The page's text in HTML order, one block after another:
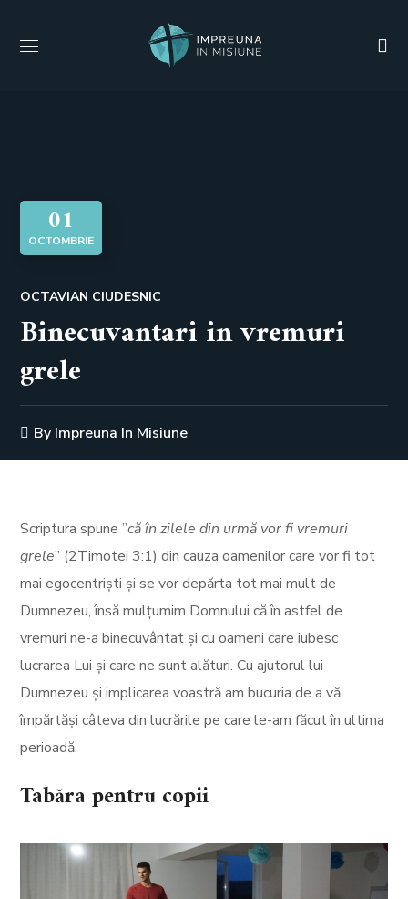
01
OCTOMBRIE
OCTAVIAN CIUDESNIC
Binecuvantari in vremuri
grele
By Impreuna In Misiune
Scriptura spune ”că în zilele din urmă vor fi vremuri
grele” (2Timotei 3:1) din cauza oamenilor care vor fi tot
mai egocentriști și se vor depărta tot mai mult de
Dumnezeu, însă mulțumim Domnului că în astfel de
vremuri ne-a binecuvântat și cu oameni care iubesc
lucrarea Lui și care ne sunt alături. Cu ajutorul lui
Dumnezeu și implicarea voastră am bucuria de a vă
împărtăși câteva din lucrările pe care le-am făcut în ultima
perioadă.
Tabăra pentru copii